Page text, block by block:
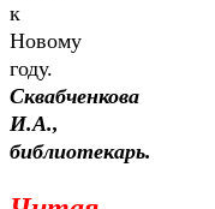
к
Новому
году.
Сквабченкова
И.А.,
библиотекарь.